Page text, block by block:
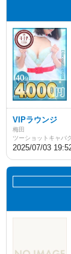
VIPラウンジ
梅田
ツーショットキャバ
2025/07/03